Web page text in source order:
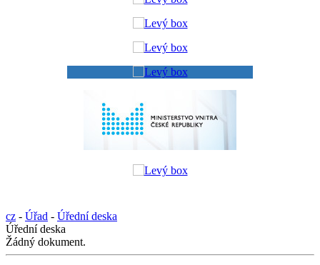
cz - Úřad - Úřední deska
Úřední deska
Žádný dokument.